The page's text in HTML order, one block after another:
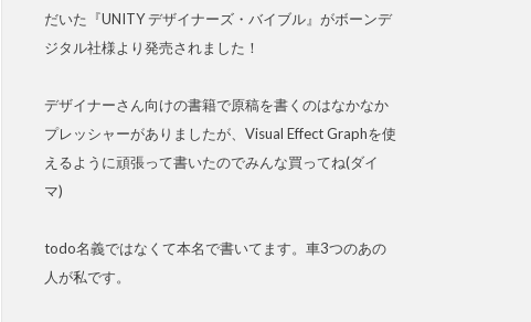
だいた『UNITY デザイナーズ・バイブル』がボーンデ
ジタル社様より発売されました！
デザイナーさん向けの書籍で原稿を書くのはなかなか
プレッシャーがありましたが、Visual Effect Graphを使
えるように頑張って書いたのでみんな買ってね(ダイ
マ)
todo名義ではなくて本名で書いてます。車3つのあの
人が私です。